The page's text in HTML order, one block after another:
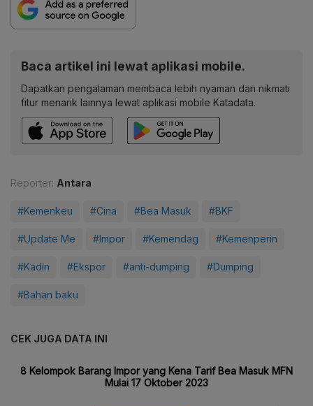
Baca artikel ini lewat aplikasi mobile.
Dapatkan pengalaman membaca lebih nyaman dan nikmati
fitur menarik lainnya lewat aplikasi mobile Katadata.
Reporter: Antara
#Kemenkeu #Cina #Bea Masuk #BKF
#Update Me #Impor #Kemendag #Kemenperin
#Kadin #Ekspor #anti-dumping #Dumping
#Bahan baku
CEK JUGA DATA INI